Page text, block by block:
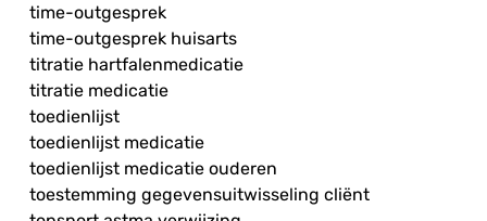
time-outgesprek
time-outgesprek huisarts
titratie hartfalenmedicatie
titratie medicatie
toedienlijst
toedienlijst medicatie
toedienlijst medicatie ouderen
toestemming gegevensuitwisseling cliënt